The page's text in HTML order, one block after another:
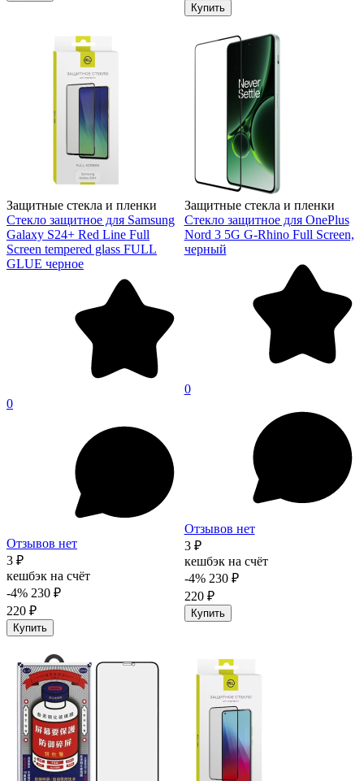
Купить
Защитные стекла и пленки
Стекло защитное для Samsung
Galaxy S24+ Red Line Full
Screen tempered glass FULL
GLUE черное
0
Отзывов нет
3 ₽
кешбэк на счёт
-4% 230 ₽
220 ₽
Купить
Защитные стекла и пленки
Стекло защитное для OnePlus
Nord 3 5G G-Rhino Full Screen,
черный
0
Отзывов нет
3 ₽
кешбэк на счёт
-4% 230 ₽
220 ₽
Купить